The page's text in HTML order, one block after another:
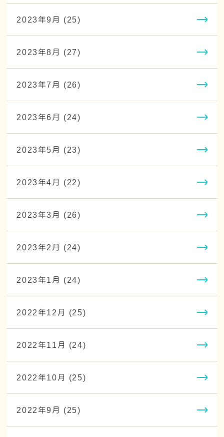
2023年9月 (25)
2023年8月 (27)
2023年7月 (26)
2023年6月 (24)
2023年5月 (23)
2023年4月 (22)
2023年3月 (26)
2023年2月 (24)
2023年1月 (24)
2022年12月 (25)
2022年11月 (24)
2022年10月 (25)
2022年9月 (25)